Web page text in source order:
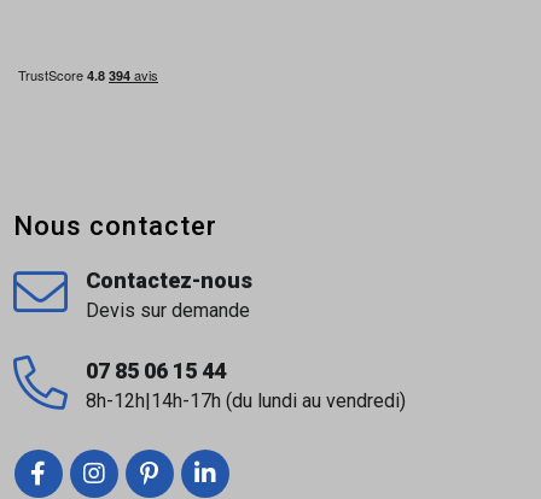
Nous contacter
Contactez-nous
Devis sur demande
07 85 06 15 44
8h-12h|14h-17h (du lundi au vendredi)